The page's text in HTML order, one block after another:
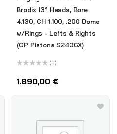
Brodix 13° Heads, Bore
4.130, CH 1.100, .200 Dome
w/Rings - Lefts & Rights
(CP Pistons S2436X)
mit
0
5
(0)
1.890,00 €